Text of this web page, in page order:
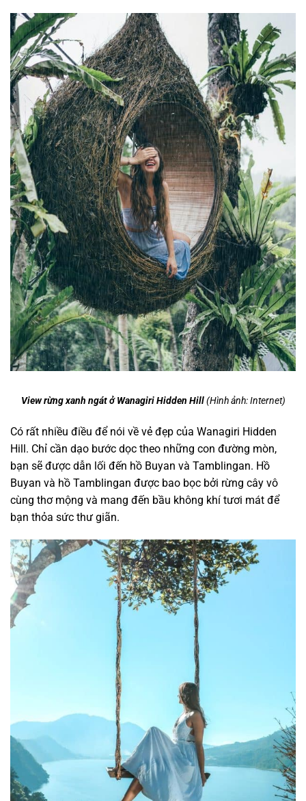
View rừng xanh ngát ở Wanagiri Hidden Hill(Hình ảnh: Internet)
Có rất nhiều điều để nói về vẻ đẹp của Wanagiri Hidden
Hill. Chỉ cần dạo bước dọc theo những con đường mòn,
bạn sẽ được dẫn lối đến hồ Buyan và Tamblingan. Hồ
Buyan và hồ Tamblingan được bao bọc bởi rừng cây vô
cùng thơ mộng và mang đến bầu không khí tươi mát để
bạn thỏa sức thư giãn.